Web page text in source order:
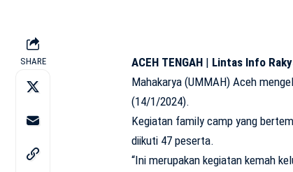
SHARE ACEH TENGAH| Lintas Info
Mahakarya (UMMAH) Aceh
(14/1/2024).
Kegiatan family camp yang
diikuti 47 peserta.
“Ini merupakan kegiatan kemah